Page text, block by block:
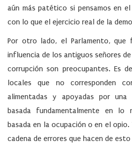
aún más patético si pensamos en
con lo que el ejercicio real de la
Por otro lado, el Parlamento, que
influencia de los antiguos señores
corrupción son preocupantes. Es
locales que no corresponden
alimentadas y apoyadas por una
basada fundamentalmente en lo
basada en la ocupación o en el
cadena de errores que hacen de